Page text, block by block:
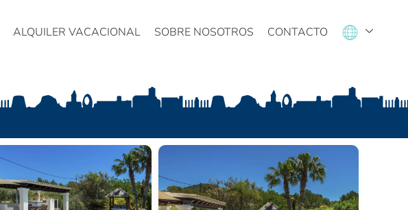
ALQUILER VACACIONAL SOBRE NOSOTROS CONTACTO